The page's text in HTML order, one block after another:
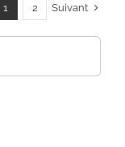
1 2 Suivant